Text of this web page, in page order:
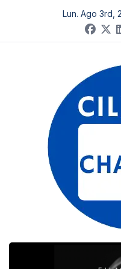
contenuto
Lun. Ago 3rd,